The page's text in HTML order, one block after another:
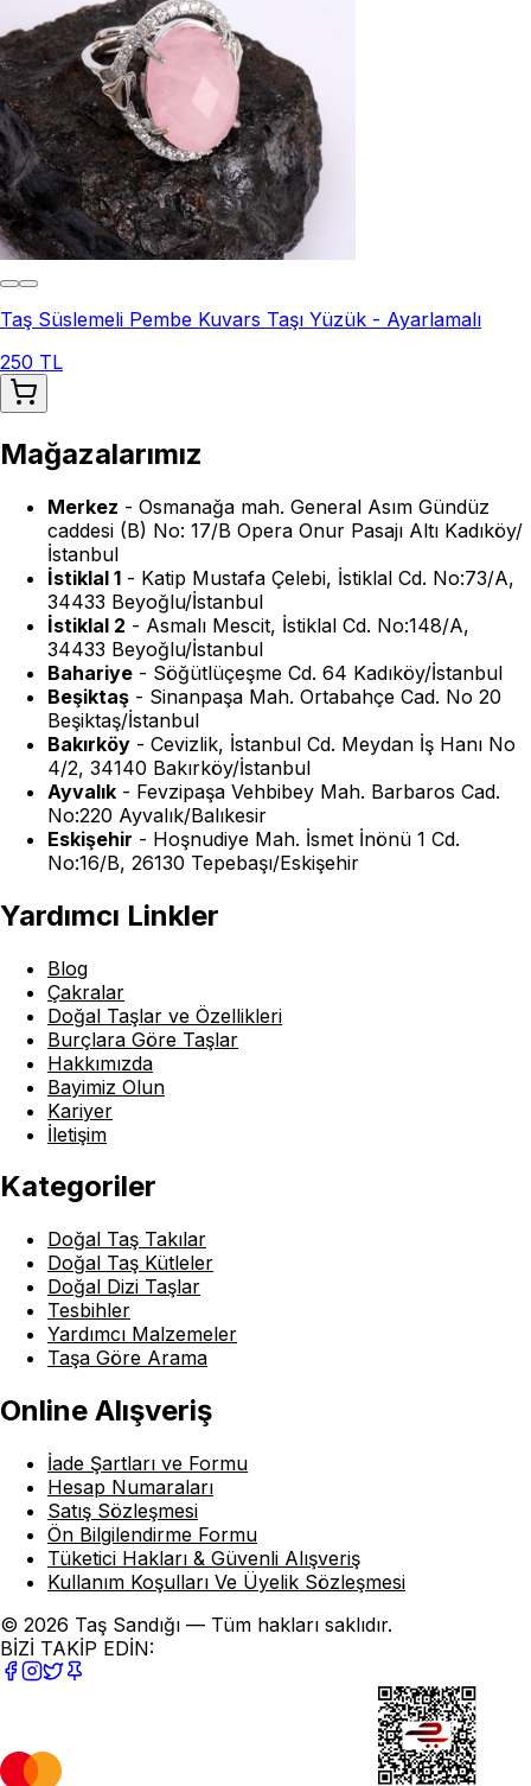
Taş Süslemeli Pembe Kuvars Taşı Yüzük - Ayarlamalı
250 TL
Mağazalarımız
Merkez - Osmanağa mah. General Asım Gündüz
caddesi (B) No: 17/B Opera Onur Pasajı Altı Kadıköy/
İstanbul
İstiklal 1 - Katip Mustafa Çelebi, İstiklal Cd. No:73/A,
34433 Beyoğlu/İstanbul
İstiklal 2 - Asmalı Mescit, İstiklal Cd. No:148/A,
34433 Beyoğlu/İstanbul
Bahariye - Söğütlüçeşme Cd. 64 Kadıköy/İstanbul
Beşiktaş - Sinanpaşa Mah. Ortabahçe Cad. No 20
Beşiktaş/İstanbul
Bakırköy - Cevizlik, İstanbul Cd. Meydan İş Hanı No
4/2, 34140 Bakırköy/İstanbul
Ayvalık - Fevzipaşa Vehbibey Mah. Barbaros Cad.
No:220 Ayvalık/Balıkesir
Eskişehir - Hoşnudiye Mah. İsmet İnönü 1 Cd.
No:16/B, 26130 Tepebaşı/Eskişehir
Yardımcı Linkler
Blog
Çakralar
Doğal Taşlar ve Özellikleri
Burçlara Göre Taşlar
Hakkımızda
Bayimiz Olun
Kariyer
İletişim
Kategoriler
Doğal Taş Takılar
Doğal Taş Kütleler
Doğal Dizi Taşlar
Tesbihler
Yardımcı Malzemeler
Taşa Göre Arama
Online Alışveriş
İade Şartları ve Formu
Hesap Numaraları
Satış Sözleşmesi
Ön Bilgilendirme Formu
Tüketici Hakları & Güvenli Alışveriş
Kullanım Koşulları Ve Üyelik Sözleşmesi
© 2026 Taş Sandığı — Tüm hakları saklıdır.
BİZİ TAKİP EDİN: